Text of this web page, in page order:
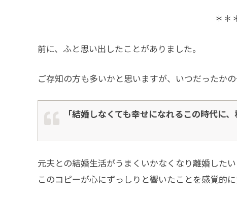
＊＊
前に、ふと思い出したことがありました。
ご存知の方も多いかと思いますが、いつだったか
「結婚しなくても幸せになれるこの時代に
元夫との結婚生活がうまくいかなくなり離婚した
このコピーが心にずっしりと響いたことを感覚的に